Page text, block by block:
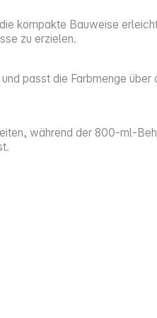
kompakte Bauweise
zu erzielen.
passt die Farbmenge
während der 800-ml-